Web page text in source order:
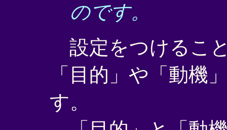
のです。
設定をつけるこ
「目的」や「動機
す。